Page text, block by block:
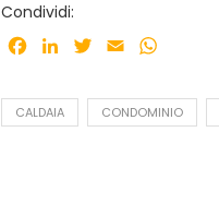
Condividi:
Facebook
LinkedInTwitter
Email
CALDAIA CONDOMINIO